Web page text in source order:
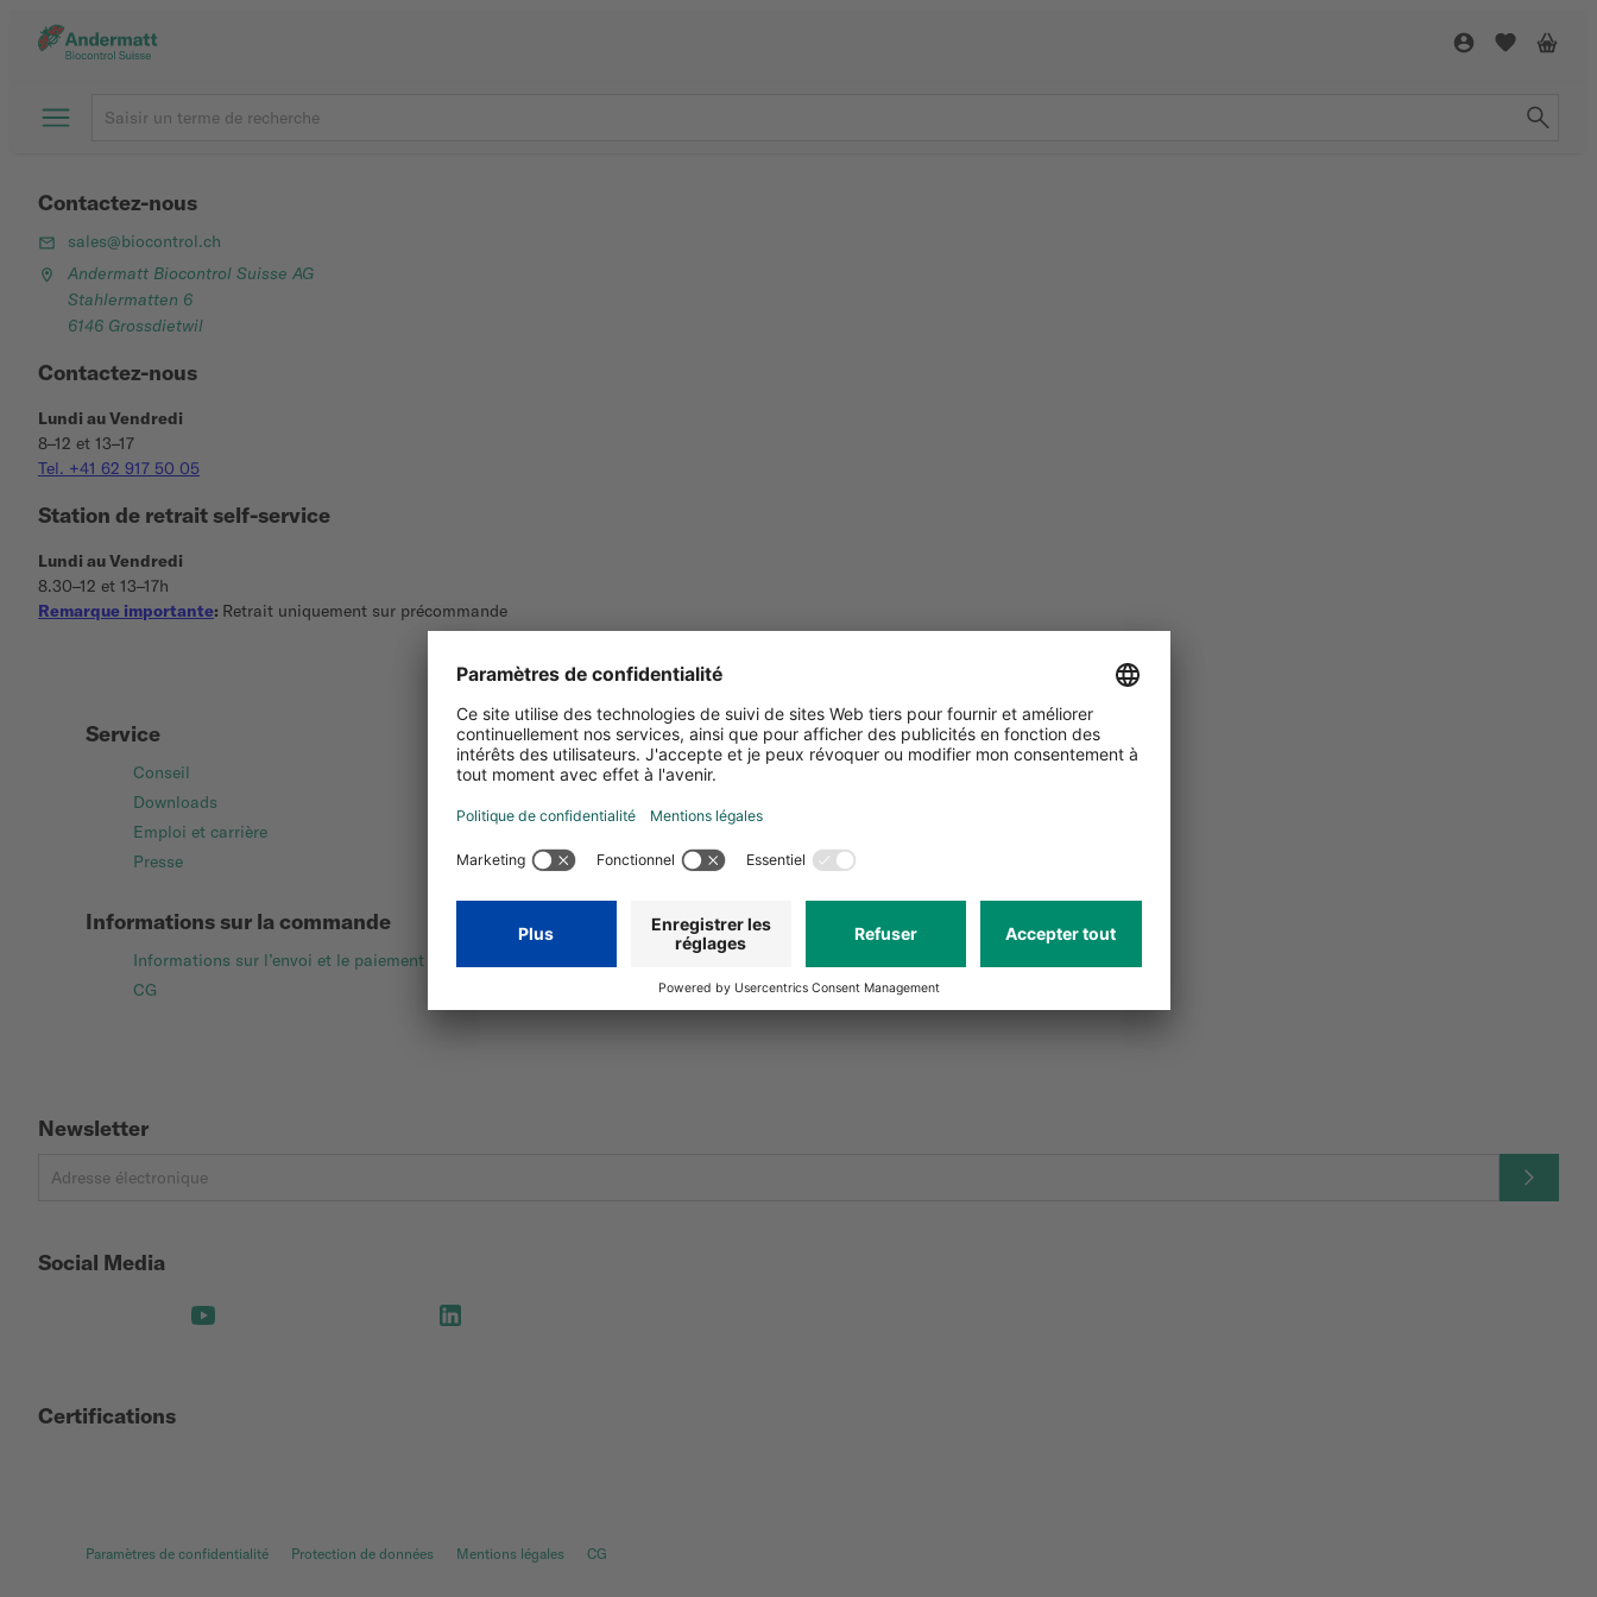
Service
Conseil
Downloads
Emploi et carrière
Presse
Informations sur la commande
Informations sur l’envoi et le paiement
CG
Newsletter
Social Media
Certifications
Contactez-nous
sales@biocontrol.ch
Andermatt Biocontrol Suisse AG
Stahlermatten 6
6146 Grossdietwil
Contactez-nous
Lundi au Vendredi
8–12 et 13–17
Tel. +41 62 917 50 05
Station de retrait self-service
Lundi au Vendredi
8.30–12 et 13–17h
Remarque importante: Retrait uniquement sur précommande
Paramètres de confidentialité Protection de données Mentions légales CG